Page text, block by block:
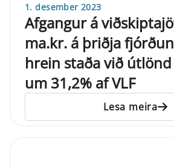
1. desember 2023
Afgangur á
ma.kr. á þriðja
hrein staða við
um 31,2% af VLF
Lesa meira